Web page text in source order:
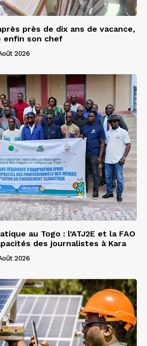
près de dix ans de vacance,
son chef
2026
au Togo : l’ATJ2E et la FAO
des journalistes à Kara
2026